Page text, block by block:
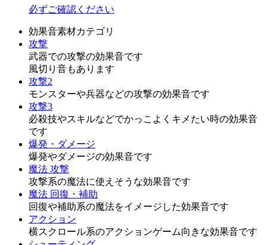
必ずご確認ください
効果音素材カテゴリ
攻撃
武器での攻撃の効果音です
風切り音もあります
攻撃2
モンスターや兵器などの攻撃の効果音です
攻撃3
必殺技やスキルなどでかっこよくキメたい時の効果音
です
爆発・ダメージ
爆発やダメージの効果音です
魔法 攻撃
攻撃系の魔法に使えそうな効果音です
魔法 回復・補助
回復や補助系の魔法をイメージした効果音です
アクション
横スクロール系のアクションゲーム向きな効果音です